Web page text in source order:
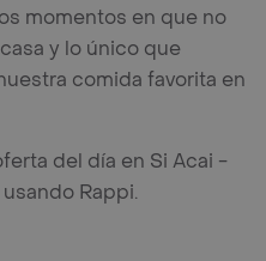
momentos en que no
y lo único que
comida favorita en
del día en Si Acai -
Rappi.